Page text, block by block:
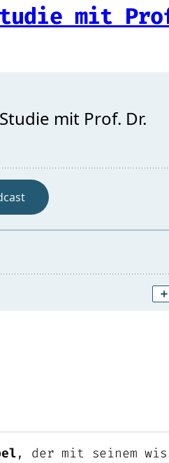
mit
, der mit seinem